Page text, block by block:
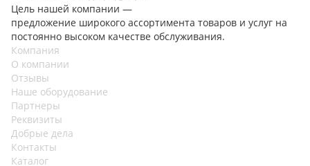
Цель нашей компании —
предложение широкого ассортимента товаров и услуг на
постоянно высоком качестве обслуживания.
Компания
О компании
Отзывы
Наше оборудование
Партнеры
Реквизиты
Добрые дела
Контакты
Каталог